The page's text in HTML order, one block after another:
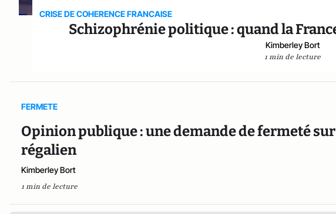
CRISE DE COHERENCE FRANCAISE
Schizophrénie politique : quand la
Kimberley Bort
1 min de lecture
FERMETE
Opinion publique : une demande de fermeté
régalien
Kimberley Bort
1 min de lecture